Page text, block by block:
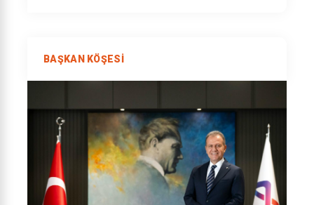
BAŞKAN KÖŞESI